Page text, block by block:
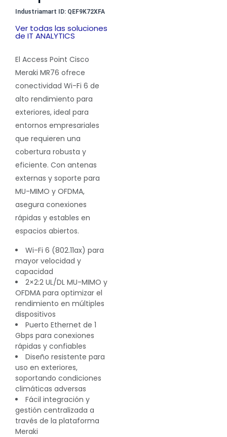
Industriamart ID: QEF9K72XFA
Ver todas las soluciones
de IT ANALYTICS
El Access Point Cisco
Meraki MR76 ofrece
conectividad Wi-Fi 6 de
alto rendimiento para
exteriores, ideal para
entornos empresariales
que requieren una
cobertura robusta y
eficiente. Con antenas
externas y soporte para
MU-MIMO y OFDMA,
asegura conexiones
rápidas y estables en
espacios abiertos.
Wi-Fi 6 (802.11ax) para
mayor velocidad y
capacidad
2×2:2 UL/DL MU-MIMO y
OFDMA para optimizar el
rendimiento en múltiples
dispositivos
Puerto Ethernet de 1
Gbps para conexiones
rápidas y confiables
Diseño resistente para
uso en exteriores,
soportando condiciones
climáticas adversas
Fácil integración y
gestión centralizada a
través de la plataforma
Meraki